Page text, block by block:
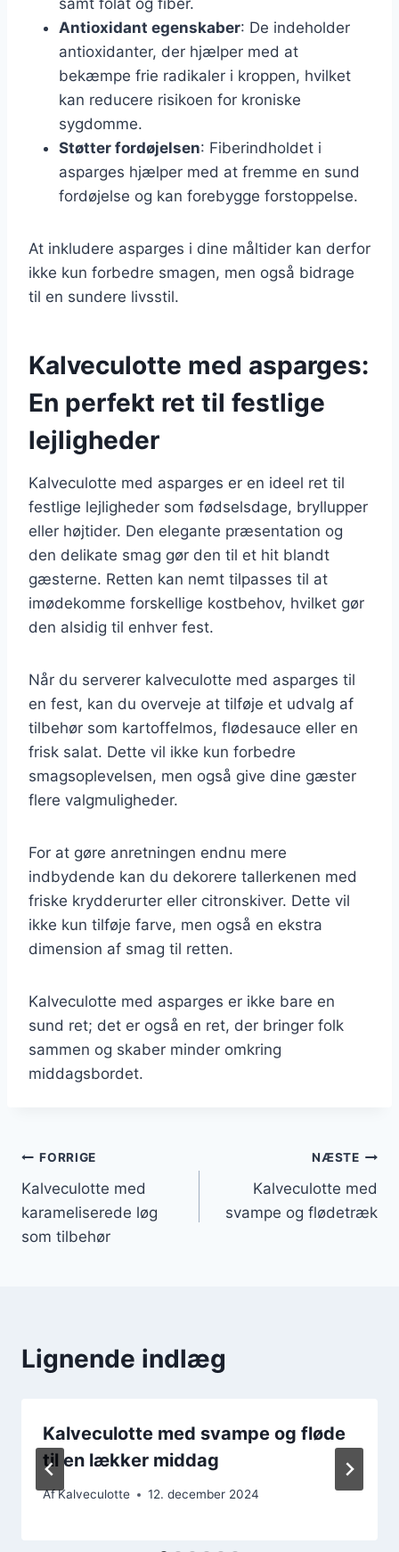
Antioxidant egenskaber: De indeholder
antioxidanter, der hjælper med at
bekæmpe frie radikaler i kroppen, hvilket
kan reducere risikoen for kroniske
sygdomme.
Støtter fordøjelsen: Fiberindholdet i
asparges hjælper med at fremme en sund
fordøjelse og kan forebygge forstoppelse.
At inkludere asparges i dine måltider kan derfor
ikke kun forbedre smagen, men også bidrage
til en sundere livsstil.
Kalveculotte med asparges:
En perfekt ret til festlige
lejligheder
Kalveculotte med asparges er en ideel ret til
festlige lejligheder som fødselsdage, bryllupper
eller højtider. Den elegante præsentation og
den delikate smag gør den til et hit blandt
gæsterne. Retten kan nemt tilpasses til at
imødekomme forskellige kostbehov, hvilket gør
den alsidig til enhver fest.
Når du serverer kalveculotte med asparges til
en fest, kan du overveje at tilføje et udvalg af
tilbehør som kartoffelmos, flødesauce eller en
frisk salat. Dette vil ikke kun forbedre
smagsoplevelsen, men også give dine gæster
flere valgmuligheder.
For at gøre anretningen endnu mere
indbydende kan du dekorere tallerkenen med
friske krydderurter eller citronskiver. Dette vil
ikke kun tilføje farve, men også en ekstra
dimension af smag til retten.
Kalveculotte med asparges er ikke bare en
sund ret; det er også en ret, der bringer folk
sammen og skaber minder omkring
middagsbordet.
Indlægsnavigation
FORRIGE
Kalveculotte med
karameliserede løg
som tilbehør
NÆSTE
Kalveculotte med
svampe og flødetræk
Lignende indlæg
Kalveculotte med svampe og fløde
til en lækker middag
AfKalveculotte 12. december 2024